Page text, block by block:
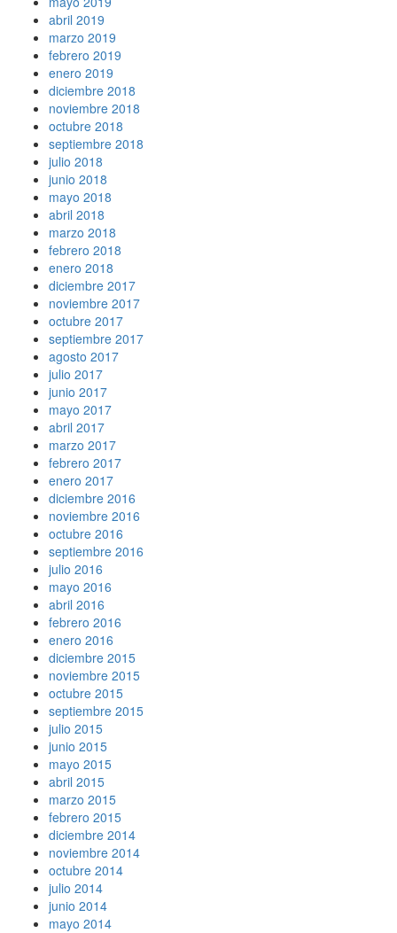
abril 2019
marzo 2019
febrero 2019
enero 2019
diciembre 2018
noviembre 2018
octubre 2018
septiembre 2018
julio 2018
junio 2018
mayo 2018
abril 2018
marzo 2018
febrero 2018
enero 2018
diciembre 2017
noviembre 2017
octubre 2017
septiembre 2017
agosto 2017
julio 2017
junio 2017
mayo 2017
abril 2017
marzo 2017
febrero 2017
enero 2017
diciembre 2016
noviembre 2016
octubre 2016
septiembre 2016
julio 2016
mayo 2016
abril 2016
febrero 2016
enero 2016
diciembre 2015
noviembre 2015
octubre 2015
septiembre 2015
julio 2015
junio 2015
mayo 2015
abril 2015
marzo 2015
febrero 2015
diciembre 2014
noviembre 2014
octubre 2014
julio 2014
junio 2014
mayo 2014